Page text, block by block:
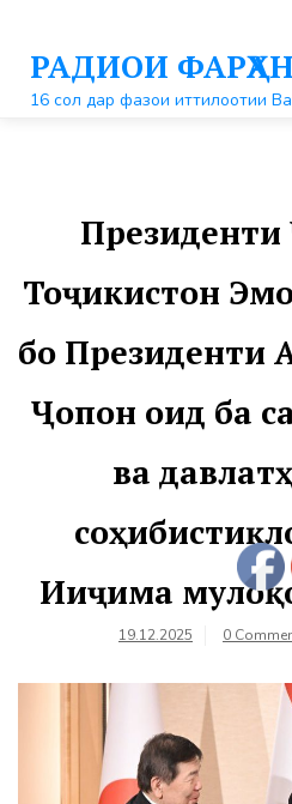
контентуРАДИОИ
16 сол дар фазои иттилоотии
Тоҷикистон
бо Президенти
Ҷопон оид ба
ва
Ииҷима
19.12.2025 0